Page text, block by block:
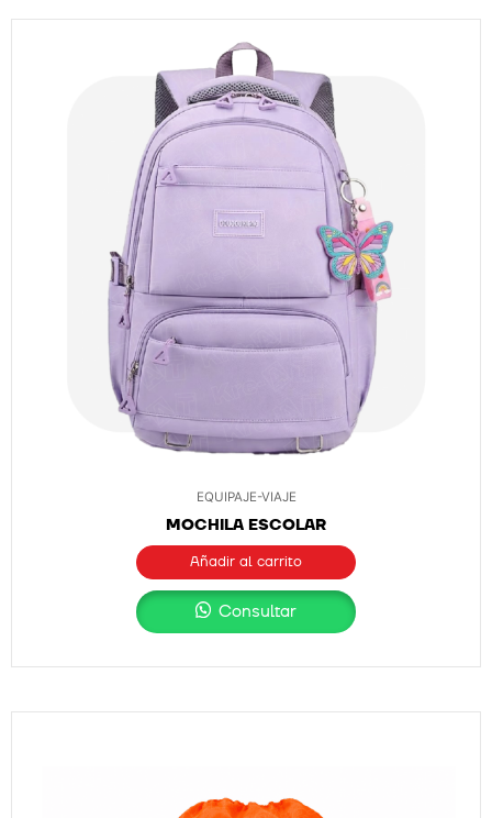
EQUIPAJE-VIAJE
MOCHILA ESCOLAR
Añadir al carrito
Consultar